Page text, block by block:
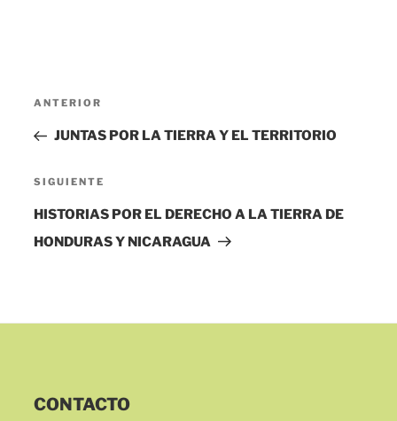
entradas
Entrada
anterior:
ANTERIOR
JUNTAS POR LA TIERRA Y EL TERRITORIO
Siguiente
entrada
SIGUIENTE
HISTORIAS POR EL DERECHO A LA TIERRA DE
HONDURAS Y NICARAGUA
CONTACTO